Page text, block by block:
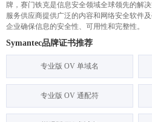
牌，赛门铁克是信息安全领域全球领先的解
服务供应商提供广泛的内容和网络安全软件
企业确保信息的安全性、可用性和完整性。
Symantec品牌证书推荐
专业版 OV 单域名
专业版 OV 通配符